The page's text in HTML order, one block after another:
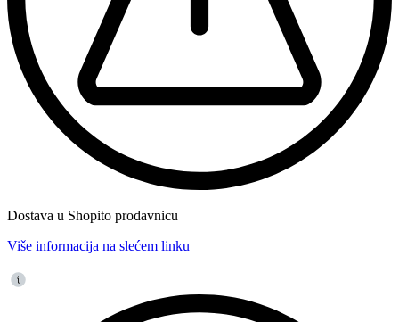
Dostava u Shopito prodavnicu
Više informacija na slećem linku